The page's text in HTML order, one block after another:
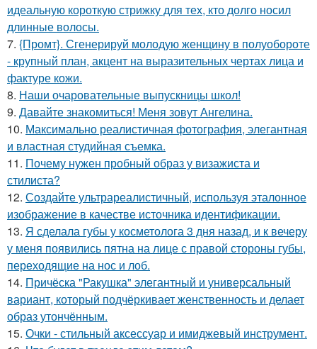
идеальную короткую стрижку для тех, кто долго носил
длинные волосы.
7. {Промт}. Сгенерируй молодую женщину в полуобороте
- крупный план, акцент на выразительных чертах лица и
фактуре кожи.
8. Наши очаровательные выпускницы школ!
9. Давайте знакомиться! Меня зовут Ангелина.
10. Максимально реалистичная фотография, элегантная
и властная студийная съемка.
11. Почему нужен пробный образ у визажиста и
стилиста?
12. Создайте ультрареалистичный, используя эталонное
изображение в качестве источника идентификации.
13. Я сделала губы у косметолога 3 дня назад, и к вечеру
у меня появились пятна на лице с правой стороны губы,
переходящие на нос и лоб.
14. Причёска "Ракушка" элегантный и универсальный
вариант, который подчёркивает женственность и делает
образ утончённым.
15. Очки - стильный аксессуар и имиджевый инструмент.